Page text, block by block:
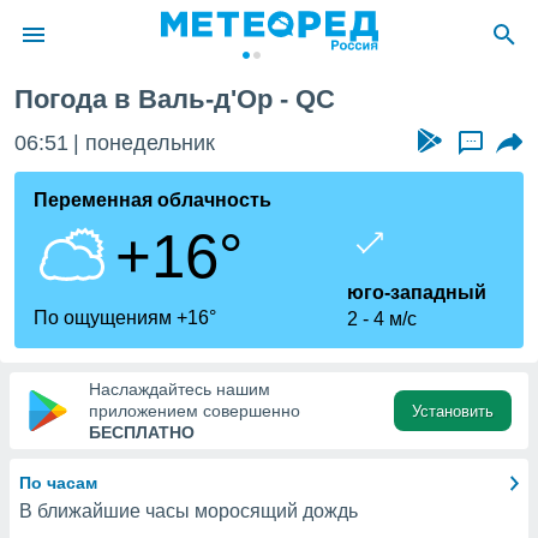
о
Вы можете
к этому
доступ
Погода в Валь-д'Ор - QC
06:51 понедельник ...
Переменная облачность
+16°
По ощущениям +16°
юго-западный
2
4 м/с
Наслаждайтесь нашим
приложением совершенно
БЕСПЛАТНО
Установить
По часам
В ближайшие часы моросящий дождь